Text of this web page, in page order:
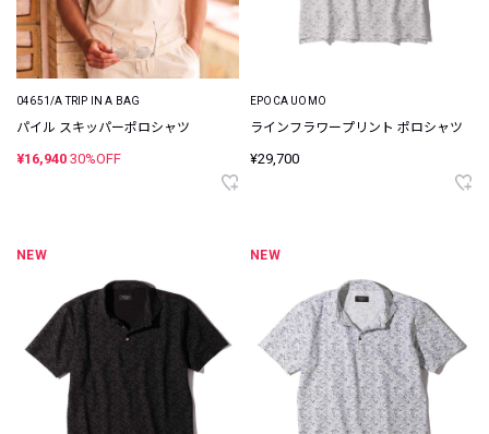
04651/A TRIP IN A BAG
パイル スキッパーポロシャツ
¥16,940 30%OFF
EPOCA UOMO
ラインフラワープリント ポロシャツ
¥29,700
NEW NEW